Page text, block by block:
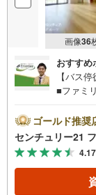
画像36
おすすめ
【バス
■ファミ
しいただ
宅街で落
天井収納
担を軽減
はオー
い設備
ゴールド推奨
センチュリー21
4.17